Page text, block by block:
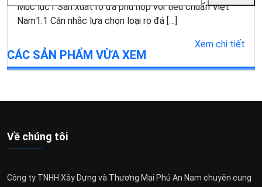
Mục lục1 Sản xuất rọ đá phù hợp với tiêu chuẩn Việt
Nam1.1 Cân nhắc lựa chọn loại rọ đá […]
Xem chi tiết
CÁC SẢN PHẨM VỪA XEM
Về chúng tôi
Công ty TNHH Xây Dựng và Thương Mại Phú An Nam chuyên cung